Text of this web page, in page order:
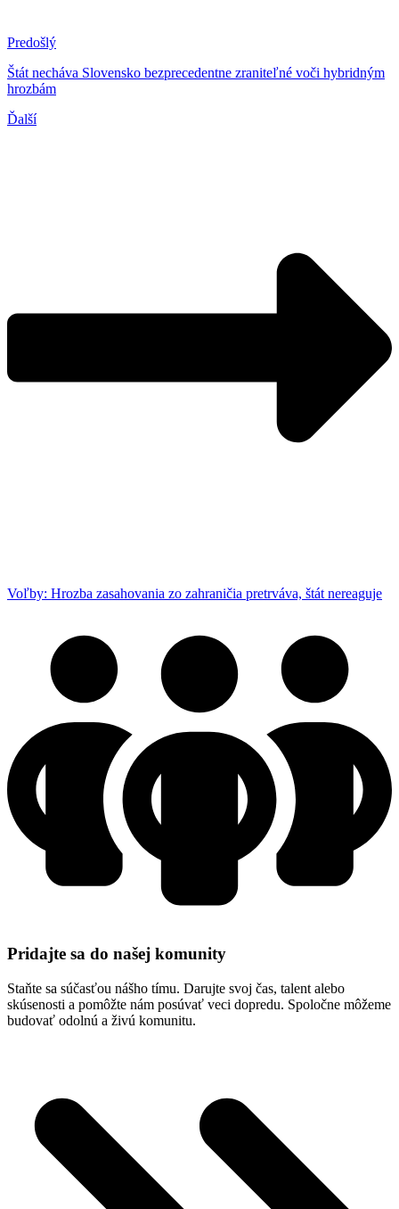
Predošlý
Štát necháva Slovensko bezprecedentne zraniteľné voči hybridným
hrozbám
Ďalší
Voľby: Hrozba zasahovania zo zahraničia pretrváva, štát nereaguje
Pridajte sa do našej komunity
Staňte sa súčasťou nášho tímu. Darujte svoj čas, talent alebo
skúsenosti a pomôžte nám posúvať veci dopredu. Spoločne môžeme
budovať odolnú a živú komunitu.